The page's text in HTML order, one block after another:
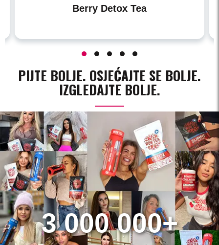
Berry Detox Tea
PIJTE BOLJE. OSJEĆAJTE SE BOLJE.
IZGLEDAJTE BOLJE.
3 000 000+